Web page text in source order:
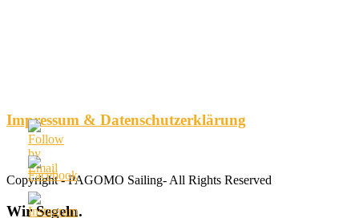
Impressum & Datenschutzerklärung
Copyright - PAGOMO Sailing- All Rights Reserved
WirSegeln.